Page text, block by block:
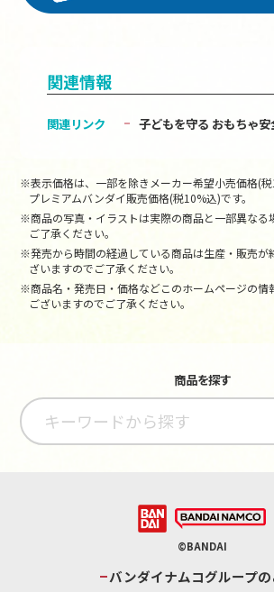
関連情報
関連リンク 子どもを守る おもちゃ安
※表示価格は、一部を除きメーカー希望小売価格(税
プレミアムバンダイ販売価格(税10%込)です。
※商品の写真・イラストは実際の商品と一部異なる
ご了承ください。
※発売から時間の経過している商品は生産・販売が
ざいますのでご了承ください。
※商品名・発売日・価格などこのホームページの情
ございますのでご了承ください。
商品を探す
©BANDAI
バンダイナムコグループ